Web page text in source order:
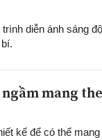
diễn ánh sáng
mang
kế để có thể